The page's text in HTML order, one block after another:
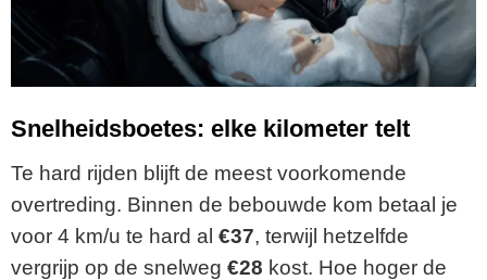
Snelheidsboetes: elke kilometer telt
Te hard rijden blijft de meest voorkomende
overtreding. Binnen de bebouwde kom betaal je
voor 4 km/u te hard al €37, terwijl hetzelfde
vergrijp op de snelweg €28 kost. Hoe hoger de